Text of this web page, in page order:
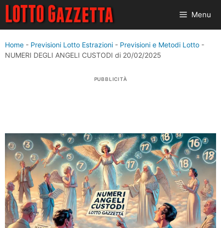
Vai
contenuto
Menu
Home - Previsioni Lotto Estrazioni - Previsioni e Metodi Lotto -
NUMERI DEGLI ANGELI CUSTODI di 20/02/2025
PUBBLICITÀ